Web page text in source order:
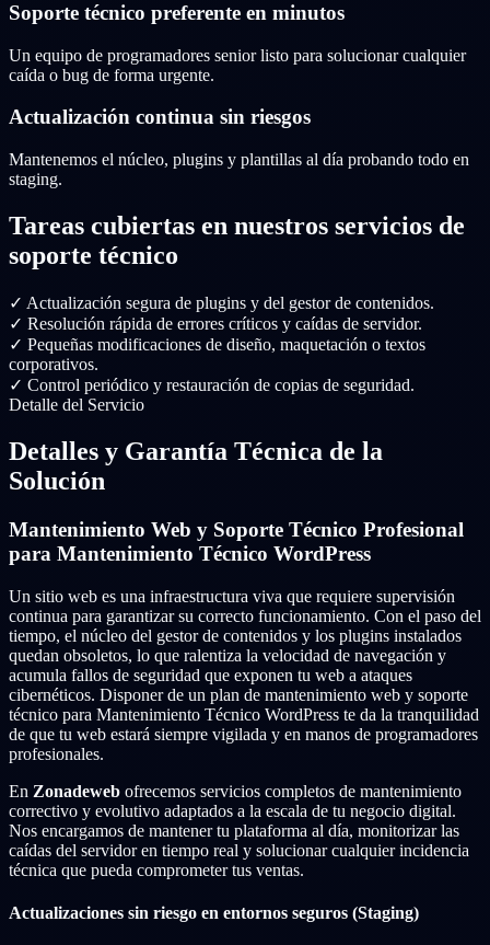
Soporte técnico preferente en minutos
Un equipo de programadores senior listo para solucionar cualquier
caída o bug de forma urgente.
Actualización continua sin riesgos
Mantenemos el núcleo, plugins y plantillas al día probando todo en
staging.
Tareas cubiertas en nuestros servicios de
soporte técnico
✓ Actualización segura de plugins y del gestor de contenidos.
✓ Resolución rápida de errores críticos y caídas de servidor.
✓ Pequeñas modificaciones de diseño, maquetación o textos
corporativos.
✓ Control periódico y restauración de copias de seguridad.
Detalle del Servicio
Detalles y Garantía Técnica de la
Solución
Mantenimiento Web y Soporte Técnico Profesional
para Mantenimiento Técnico WordPress
Un sitio web es una infraestructura viva que requiere supervisión
continua para garantizar su correcto funcionamiento. Con el paso del
tiempo, el núcleo del gestor de contenidos y los plugins instalados
quedan obsoletos, lo que ralentiza la velocidad de navegación y
acumula fallos de seguridad que exponen tu web a ataques
cibernéticos. Disponer de un plan de mantenimiento web y soporte
técnico para Mantenimiento Técnico WordPress te da la tranquilidad
de que tu web estará siempre vigilada y en manos de programadores
profesionales.
En Zonadeweb ofrecemos servicios completos de mantenimiento
correctivo y evolutivo adaptados a la escala de tu negocio digital.
Nos encargamos de mantener tu plataforma al día, monitorizar las
caídas del servidor en tiempo real y solucionar cualquier incidencia
técnica que pueda comprometer tus ventas.
Actualizaciones sin riesgo en entornos seguros (Staging)